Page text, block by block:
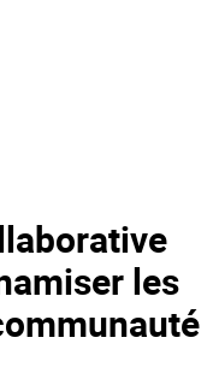
les